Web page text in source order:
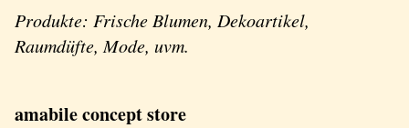
Produkte: Frische Blumen, Dekoartikel,
Raumdüfte, Mode, uvm.
amabile concept store